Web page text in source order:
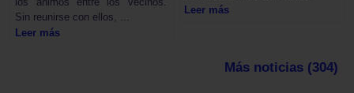
Sin reunirse con ellos, ...
Leer más
Leer más
Más noticias (304)